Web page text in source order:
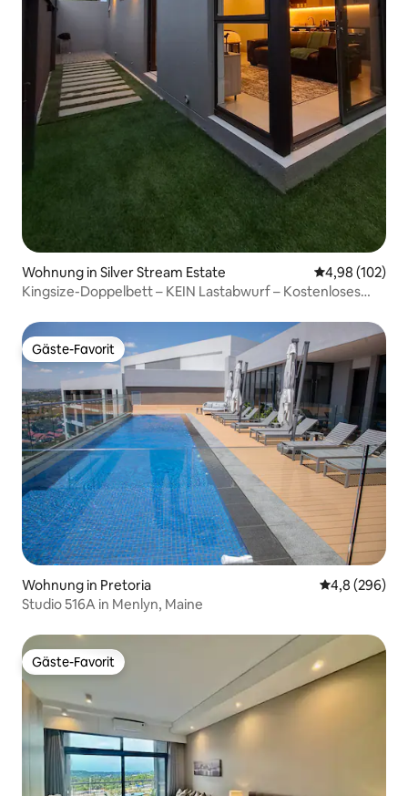
Wohnung in Silver Stream Estate
4,98 (102)
Kingsize-Doppelbett – KEIN Lastabwurf – Kostenloses
Gäste-Favorit
Gäste-Favorit
Wohnung in Pretoria
4,8 (296)
Studio 516A in Menlyn, Maine
Gäste-Favorit
Gäste-Favorit